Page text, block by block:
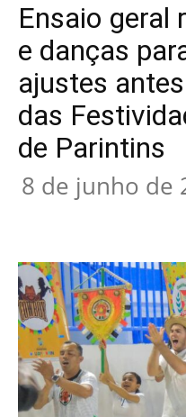
Ensaio geral
e danças
ajustes
das
de Parintins
8 de junho de